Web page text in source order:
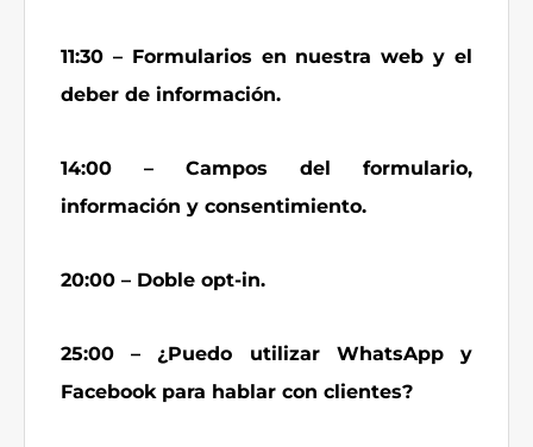
11:30 – Formularios en nuestra web y el
deber de información.
14:00 – Campos del formulario,
información y consentimiento.
20:00 – Doble opt-in.
25:00 – ¿Puedo utilizar WhatsApp y
Facebook para hablar con clientes?